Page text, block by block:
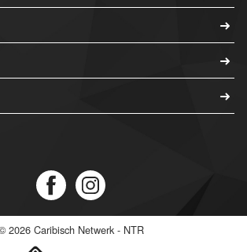
2026 Caribisch Netwerk - NTR